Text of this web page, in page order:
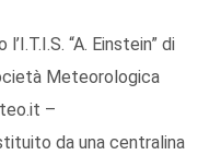
“A. Einstein” di
Meteorologica
–
da una centralina